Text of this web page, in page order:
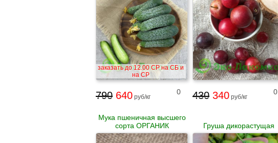
заказать до 12.00 СР на СБ и
на СР
790 640 руб/кг
0 430 340 руб/кг
0
Мука пшеничная высшего
сорта ОРГАНИК
Груша дикорастущая